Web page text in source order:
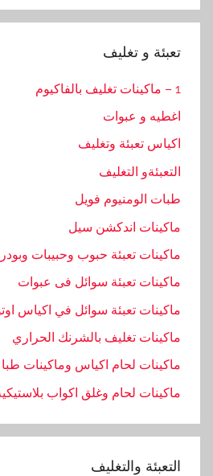
تعبئة و تغليف
اغطيه و عبوات
اكياس تعبئة وتغليف
التعبئةو التغليف
طبات الومنيوم فويل
ماكينات اندكشن سيل
ماكينات تعبئة حبوب وحبيبات وبودر
ماكينات تعبئة سوائل فى عبوات
ماكينات تعبئة سوائل في اكياس
ماكينات تغليف بالشرنك الحراري
ماكينات لحام اكياس وماكينات طباعة
ماكينات لحام وغلق اكواب بلاستيكية
التعبئة والتغليف